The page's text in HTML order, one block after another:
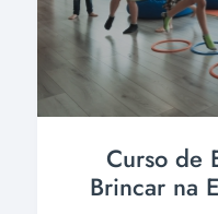
Curso de
Brincar na